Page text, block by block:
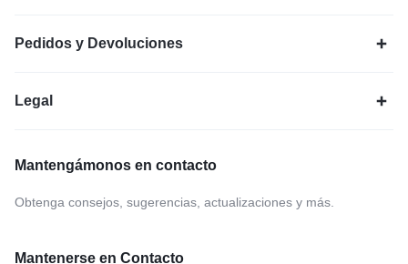
Pedidos y Devoluciones
Legal
Mantengámonos en contacto
Obtenga consejos, sugerencias, actualizaciones y más.
Mantenerse en Contacto